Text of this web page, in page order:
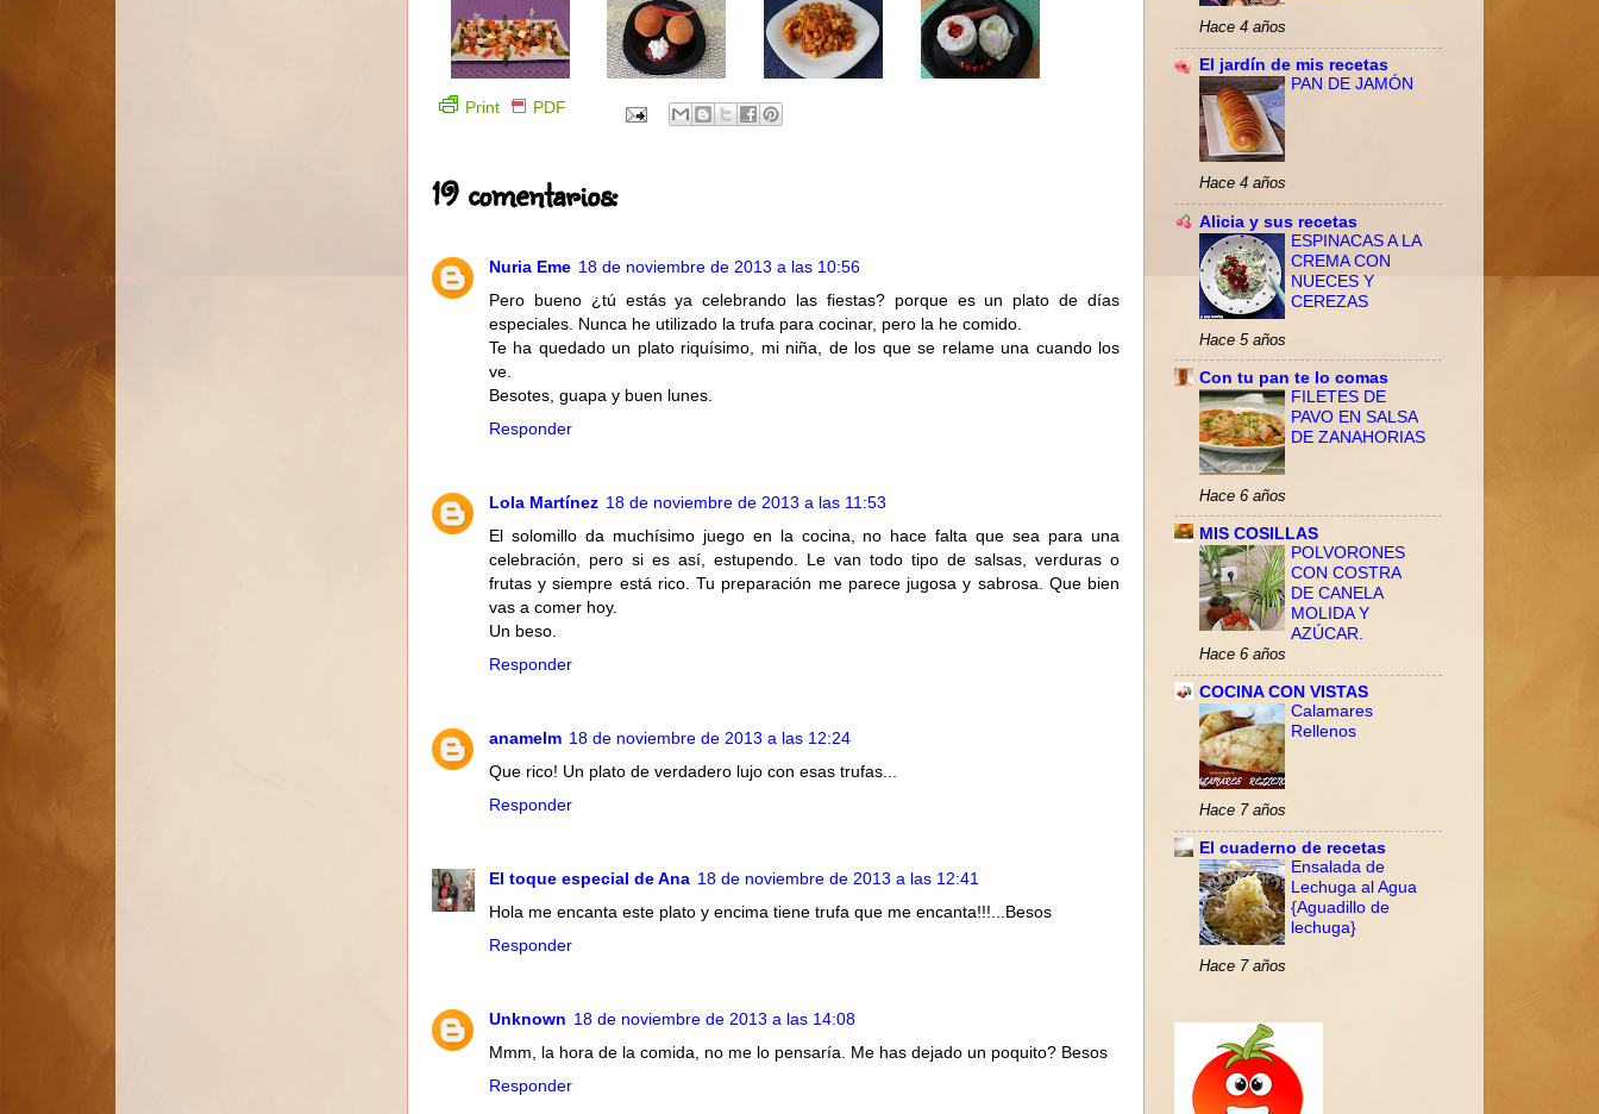
Print PDF
19 comentarios:
Nuria Eme 18 de noviembre de 2013 a las 10:56
Pero bueno ¿tú estás ya celebrando las fiestas? porque es un plato de días
especiales. Nunca he utilizado la trufa para cocinar, pero la he comido.
Te ha quedado un plato riquísimo, mi niña, de los que se relame una cuando los
ve.
Besotes, guapa y buen lunes.
Responder
Lola Martínez 18 de noviembre de 2013 a las 11:53
El solomillo da muchísimo juego en la cocina, no hace falta que sea para una
celebración, pero si es así, estupendo. Le van todo tipo de salsas, verduras o
frutas y siempre está rico. Tu preparación me parece jugosa y sabrosa. Que bien
vas a comer hoy.
Un beso.
Responder
anamelm 18 de noviembre de 2013 a las 12:24
Que rico! Un plato de verdadero lujo con esas trufas...
Responder
El toque especial de Ana 18 de noviembre de 2013 a las 12:41
Hola me encanta este plato y encima tiene trufa que me encanta!!!...Besos
Responder
Unknown 18 de noviembre de 2013 a las 14:08
Mmm, la hora de la comida, no me lo pensaría. Me has dejado un poquito? Besos
Responder
Hace 4 años
El jardín de mis recetas
PAN DE JAMÓN
Hace 4 años
Alicia y sus recetas
ESPINACAS A LA
CREMA CON
NUECES Y
CEREZAS
Hace 5 años
Con tu pan te lo comas
FILETES DE
PAVO EN SALSA
DE ZANAHORIAS
Hace 6 años
MIS COSILLAS
POLVORONES
CON COSTRA
DE CANELA
MOLIDA Y
AZÚCAR.
Hace 6 años
COCINA CON VISTAS
Calamares
Rellenos
Hace 7 años
El cuaderno de recetas
Ensalada de
Lechuga al Agua
{Aguadillo de
lechuga}
Hace 7 años